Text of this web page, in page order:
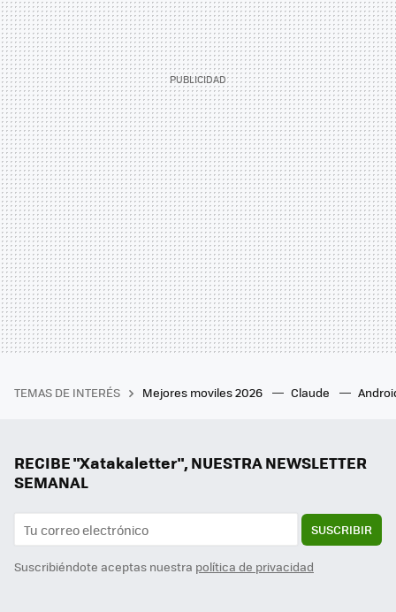
TEMAS DE INTERÉS Mejores moviles 2026 Claude
RECIBE "Xatakaletter", NUESTRA NEWSLETTER
SEMANAL
SUSCRIBIR
Suscribiéndote aceptas nuestra política de privacidad